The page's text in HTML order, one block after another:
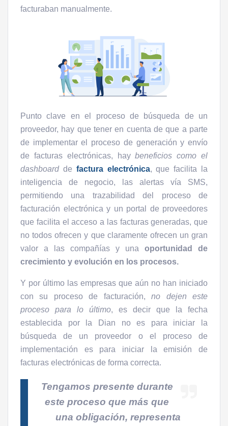
facturaban manualmente.
Punto clave en el proceso de búsqueda de un
proveedor, hay que tener en cuenta de que a parte
de implementar el proceso de generación y envío
de facturas electrónicas, haybeneficios como el
dashboardde factura electrónica, que facilita la
inteligencia de negocio, las alertas vía SMS,
permitiendo una trazabilidad del proceso de
facturación electrónica y un portal de proveedores
que facilita el acceso a las facturas generadas, que
no todos ofrecen y que claramente ofrecen un gran
valor a las compañías y una oportunidad de
crecimiento y evolución en los procesos.
Y por último las empresas que aún no han iniciado
con su proceso de facturación,no dejen este
proceso para lo último, es decir que la fecha
establecida por la Dian no es para iniciar la
búsqueda de un proveedor o el proceso de
implementación es para iniciar la emisión de
facturas electrónicas de forma correcta.
Tengamos presente durante
este proceso que más que
una obligación, representa